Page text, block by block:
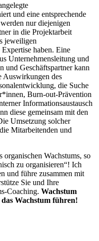
und eine entsprechende
nur diejenigen
in die Projektarbeit
jeweiligen
Expertise haben. Eine
Unternehmensleitung und
und Geschäftspartner kann
Auswirkungen des
die Suche
Burn-out-Prävention
Informationsaustausch
diese gemeinsam mit den
Umsetzung solcher
Mitarbeitenden und
organischen Wachstums, so
zu organisieren“! Ich
und führe zusammen mit
Sie und Ihre
Coaching. Wachstum
Wachstum führen!